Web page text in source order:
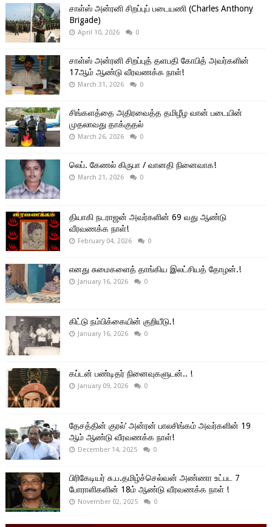
சாள்ஸ் அன்ரனி சிறப்புப் படையணி (Charles Anthony
Brigade)
April 10, 2026 0
சாள்ஸ் அன்ரனி சிறப்புத் தளபதி கோபித் அவர்களின்
17ஆம் ஆண்டு வீரவணக்க நாள்!
March 31, 2026 0
சிங்களத்தை அதிரவைத்த தமிழீழ வான் படையின்
முதலாவது தாக்குதல்
March 26, 2026 0
லெப். கேணல் கிருபா / வானதி நினைவாக!
March 21, 2026 0
தியாகி நடராஜன் அவர்களின் 69 வது ஆண்டு
வீரவணக்க நாள்!
February 04, 2026 0
எனது சுமைகளைத் தாங்கிய இலட்சியத் தோழன்.!
January 16, 2026 0
கிட்டு நம்பிக்கையின் குறியீடு.!
January 16, 2026 0
கப்டன் பண்டிதர் நினைவுகளுடன்.. !
January 09, 2026 0
தேசத்தின் குரல்’ அன்ரன் பாலசிங்கம் அவர்களின் 19
ஆம் ஆண்டு வீரவணக்க நாள்!
December 14, 2025 0
பிரிகேடியர் சு.ப.தமிழ்ச்செல்வன் அண்ணா உட்பட 7
போராளிகளின் 18ம் ஆண்டு வீரவணக்க நாள் !
November 02, 2025 0